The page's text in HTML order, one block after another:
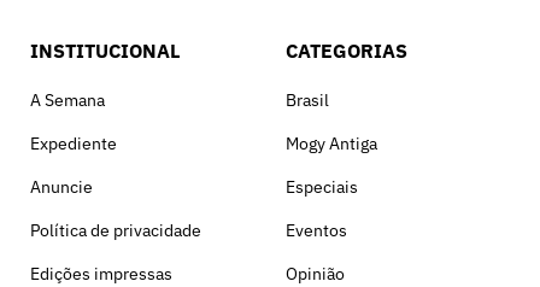
INSTITUCIONAL
A Semana
Expediente
Anuncie
Política de privacidade
Edições impressas
CATEGORIAS
Brasil
Mogy Antiga
Especiais
Eventos
Opinião